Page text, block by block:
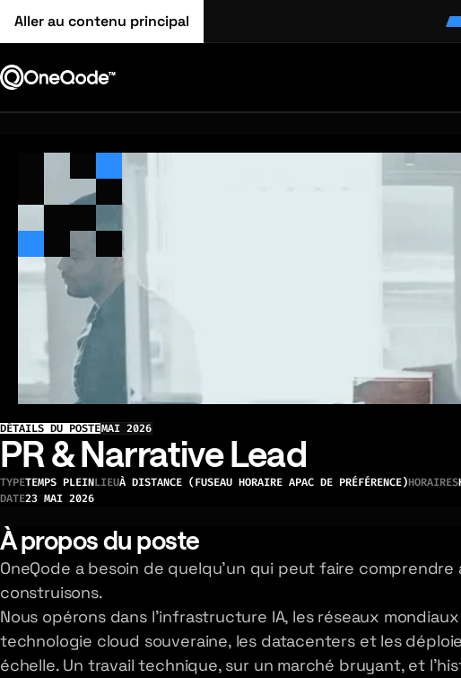
Aller au contenu principal
DÉTAILS DU POSTEMAI 2026
PR & Narrative Lead
TYPETEMPS PLEINLIEUÀ DISTANCE (FUSEAU HORAIRE APAC DE PRÉFÉRENCE)HORAIRES
DATE23 MAI 2026
À propos du poste
OneQode a besoin de quelqu'un qui peut faire comprendre
construisons.
Nous opérons dans l'infrastructure IA, les réseaux
technologie cloud souveraine, les datacenters et les
échelle. Un travail technique, sur un marché bruyant, et